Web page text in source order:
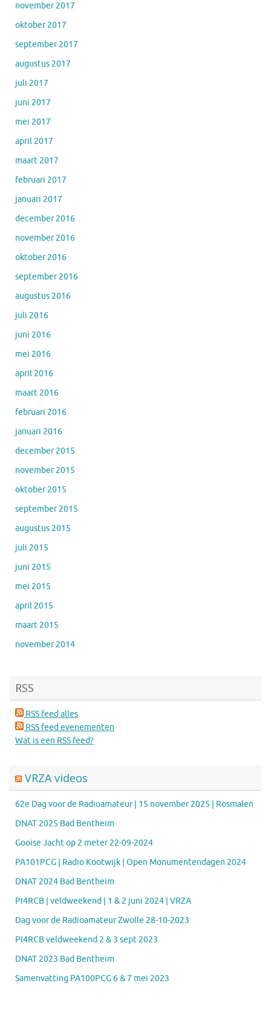
november 2017
oktober 2017
september 2017
augustus 2017
juli 2017
juni 2017
mei 2017
april 2017
maart 2017
februari 2017
januari 2017
december 2016
november 2016
oktober 2016
september 2016
augustus 2016
juli 2016
juni 2016
mei 2016
april 2016
maart 2016
februari 2016
januari 2016
december 2015
november 2015
oktober 2015
september 2015
augustus 2015
juli 2015
juni 2015
mei 2015
april 2015
maart 2015
november 2014
RSS
RSS feed alles
RSS feed evenementen
Wat is een RSS feed?
VRZA videos
62e Dag voor de Radioamateur | 15 november 2025 | Rosmalen
DNAT 2025 Bad Bentheim
Gooise Jacht op 2 meter 22-09-2024
PA101PCG | Radio Kootwijk | Open Monumentendagen 2024
DNAT 2024 Bad Bentheim
PI4RCB | veldweekend | 1 & 2 juni 2024 | VRZA
Dag voor de Radioamateur Zwolle 28-10-2023
PI4RCB veldweekend 2 & 3 sept 2023
DNAT 2023 Bad Bentheim
Samenvatting PA100PCG 6 & 7 mei 2023